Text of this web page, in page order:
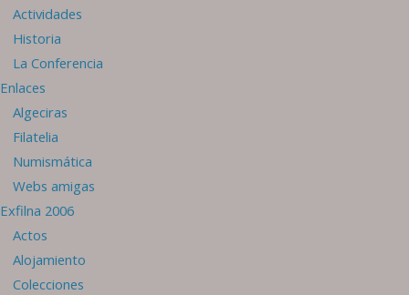
Actividades
Historia
La Conferencia
Enlaces
Algeciras
Filatelia
Numismática
Webs amigas
Exfilna 2006
Actos
Alojamiento
Colecciones